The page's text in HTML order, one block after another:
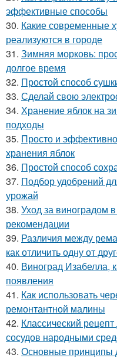
эффективные способы
30. Какие современные
реализуются в городе
31. Зимняя морковь:
долгое время
32. Простой способ
33. Сделай свою
34. Хранение яблок на
подходы
35. Просто и
хранения яблок
36. Простой способ
37. Подбор удобрений
урожай
38. Уход за виноградом
рекомендации
39. Различия между
как отличить одну от
40. Виноград Изабелла,
появления
41. Как использовать
ремонтантной малины
42. Классический
сосудов народными
43. Основные принципы